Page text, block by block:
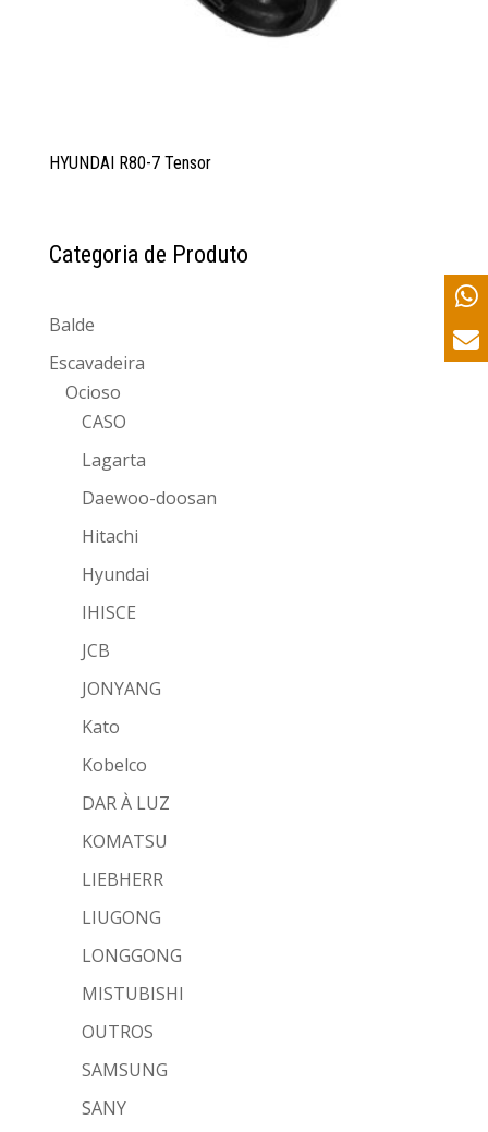
HYUNDAI R80-7 Tensor
Categoria de Produto
Balde
Escavadeira
Ocioso
CASO
Lagarta
Daewoo-doosan
Hitachi
Hyundai
IHISCE
JCB
JONYANG
Kato
Kobelco
DAR À LUZ
KOMATSU
LIEBHERR
LIUGONG
LONGGONG
MISTUBISHI
OUTROS
SAMSUNG
SANY